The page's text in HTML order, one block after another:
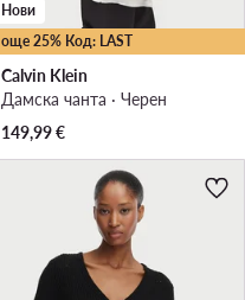
още 25% Код: LAST
Нови
Calvin Klein
Дамска чанта · Черен
149,99€